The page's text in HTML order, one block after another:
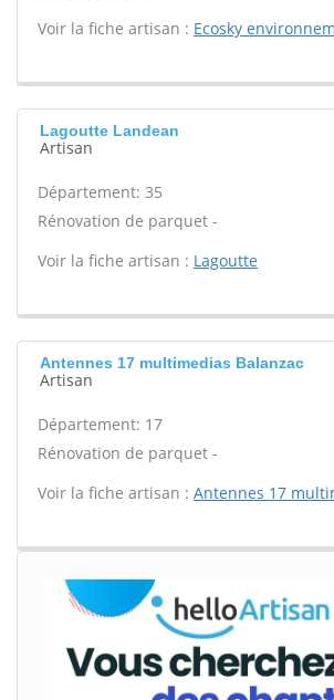
Voir la fiche artisan : Ecosky
Lagoutte Landean
Artisan
Département: 35
Rénovation de parquet -
Voir la fiche artisan : Lagoutte
Antennes 17 multimedias Balanzac
Artisan
Département: 17
Rénovation de parquet -
Voir la fiche artisan : Antennes 17